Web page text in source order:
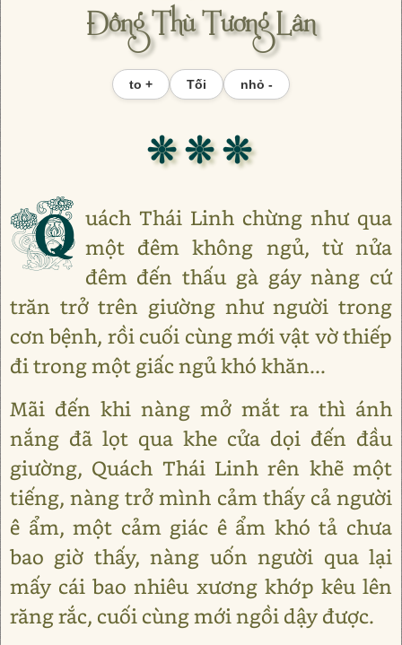
Đồng Thù Tương Lân
to + Tối nhỏ -
❊ ❊ ❊
Q uách Thái Linh chừng như qua
một đêm không ngủ, từ nửa
đêm đến thấu gà gáy nàng cứ
trăn trở trên giường như người trong
cơn bệnh, rồi cuối cùng mới vật vờ thiếp
đi trong một giấc ngủ khó khăn...
Mãi đến khi nàng mở mắt ra thì ánh
nắng đã lọt qua khe cửa dọi đến đầu
giường, Quách Thái Linh rên khẽ một
tiếng, nàng trở mình cảm thấy cả người
ê ẩm, một cảm giác ê ẩm khó tả chưa
bao giờ thấy, nàng uốn người qua lại
mấy cái bao nhiêu xương khớp kêu lên
răng rắc, cuối cùng mới ngồi dậy được.